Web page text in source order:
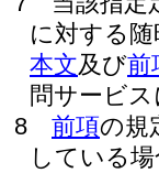
に対する
本文及び前
問サービ
8
前項の規
している